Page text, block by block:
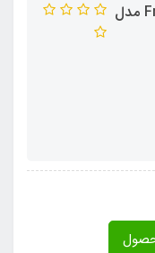
الپتیکال باشگاهی ژنراتوری FreshWey مدل